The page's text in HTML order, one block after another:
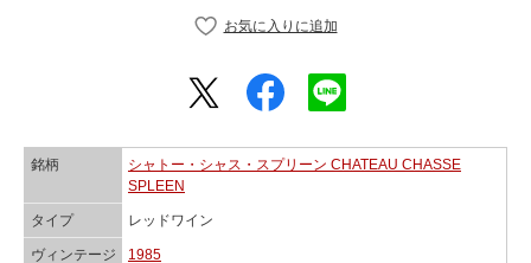
銘柄
シャトー・シャス・スプリーン CHATEAU CHASSE
SPLEEN
タイプ レッドワイン
ヴィンテージ 1985